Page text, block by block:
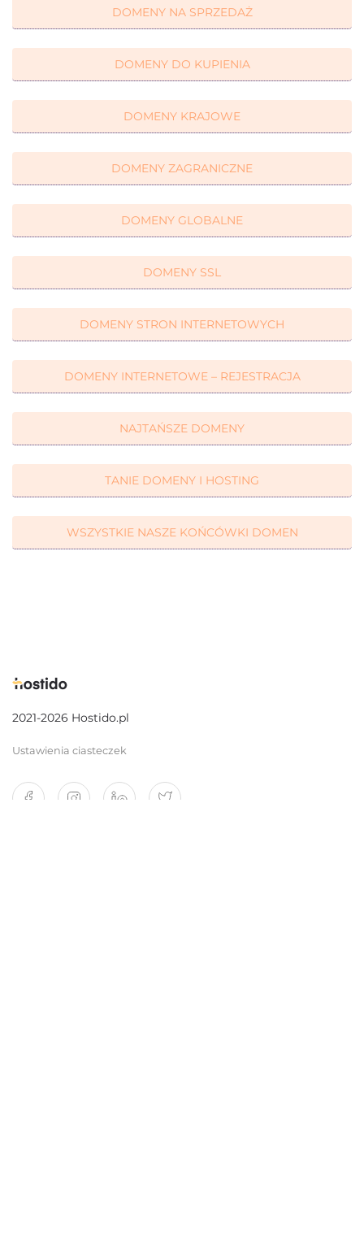
DOMENY NA SPRZEDAŻ
DOMENY DO KUPIENIA
DOMENY KRAJOWE
DOMENY ZAGRANICZNE
DOMENY GLOBALNE
DOMENY SSL
DOMENY STRON INTERNETOWYCH
DOMENY INTERNETOWE – REJESTRACJA
NAJTAŃSZE DOMENY
TANIE DOMENY I HOSTING
WSZYSTKIE NASZE KOŃCÓWKI DOMEN
2021-2026 Hostido.pl
Ustawienia ciasteczek